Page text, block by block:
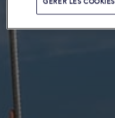
GERER LES COOKIES